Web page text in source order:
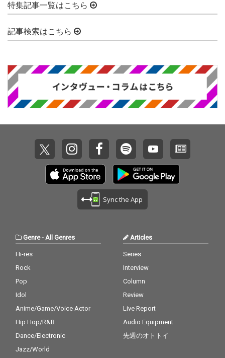
特集記事一覧はこちら
記事検索はこちら
Sync the App
Genre- All Genres
Hi-res
Rock
Pop
Idol
Anime/Game/Voice Actor
Hip Hop/R&B
Dance/Electronic
Jazz/World
Articles
Series
Interview
Column
Review
Live Report
Audio Equipment
先週のオトトイ